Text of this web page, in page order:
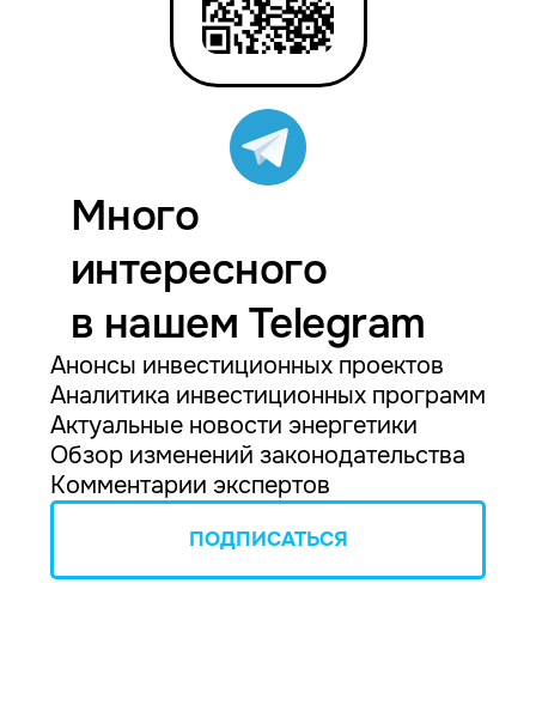
Много
интересного
в нашем Telegram
Анонсы инвестиционных проектов
Аналитика инвестиционных программ
Актуальные новости энергетики
Обзор изменений законодательства
Комментарии экспертов
ПОДПИСАТЬСЯ